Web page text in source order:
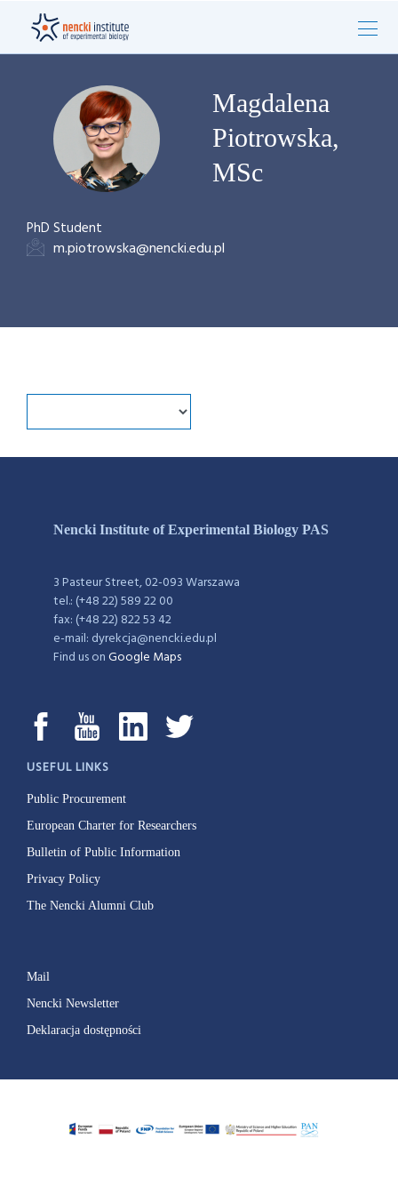
Magdalena
Piotrowska,
MSc
PhD Student
m.piotrowska@nencki.edu.pl
Nencki Institute of Experimental Biology PAS
3 Pasteur Street, 02-093 Warszawa
tel.: (+48 22) 589 22 00
fax: (+48 22) 822 53 42
e-mail: dyrekcja@nencki.edu.pl
Find us onGoogle Maps
USEFUL LINKS
Public Procurement
European Charter for Researchers
Bulletin of Public Information
Privacy Policy
The Nencki Alumni Club
Mail
Nencki Newsletter
Deklaracja dostępności